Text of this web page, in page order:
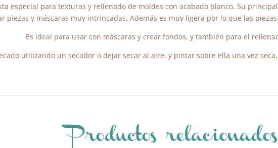
especial para texturas y rellenado de moldes con acabado blanco. Su
piezas y máscaras muy intrincadas. Además es muy ligera por lo que las
Es ideal para usar con máscaras y crear fondos, y también para el
utilizando un secador o dejar secar al aire, y pintar sobre ella una vez
Productos relacionados